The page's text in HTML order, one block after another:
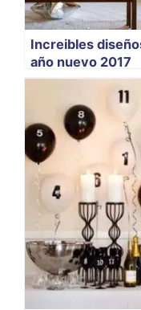
Increibles
año nuevo 2017